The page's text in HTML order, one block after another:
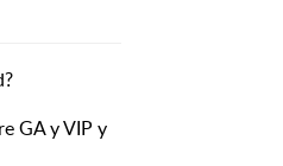
GA y VIP y